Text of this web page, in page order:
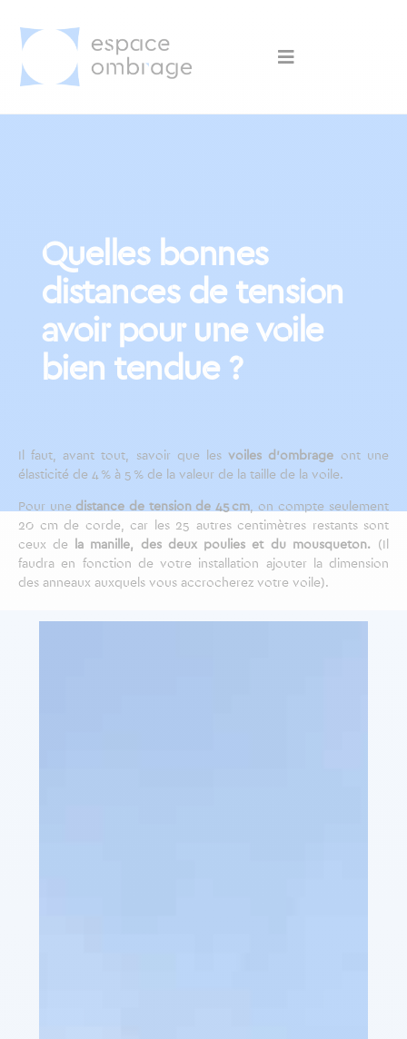
Quelles bonnes
distances de tension
avoir pour une voile
bien tendue ?
Il faut, avant tout, savoir que les voiles d’ombrage ont une
élasticité de 4 % à 5 % de la valeur de la taille de la voile.
Pour une distance de tension de 45 cm, on compte seulement
20 cm de corde, car les 25 autres centimètres restants sont
ceux de
la manille, des deux poulies et du mousqueton. (Il
faudra en fonction de votre installation ajouter la dimension
des anneaux auxquels vous accrocherez votre voile).